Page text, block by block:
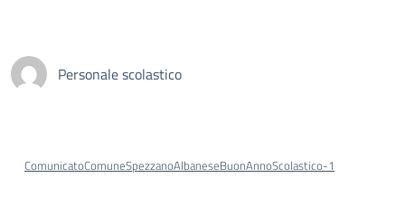
Personale scolastico
ComunicatoComuneSpezzanoAlbaneseBuonAnnoScolastico-1